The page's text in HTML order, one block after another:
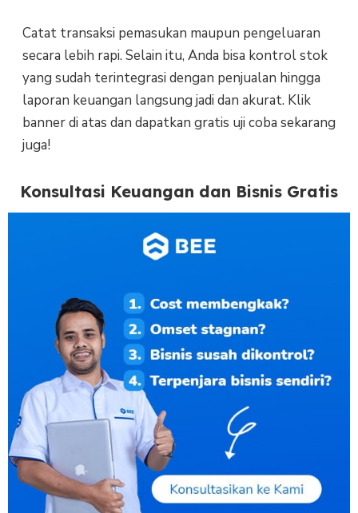
Catat transaksi pemasukan maupun pengeluaran
secara lebih rapi. Selain itu, Anda bisa kontrol stok
yang sudah terintegrasi dengan penjualan hingga
laporan keuangan langsung jadi dan akurat. Klik
banner di atas dan dapatkan gratis uji coba sekarang
juga!
Konsultasi Keuangan dan Bisnis Gratis